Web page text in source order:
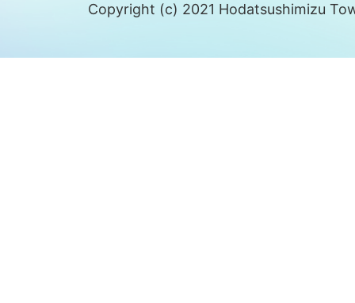
Copyright (c) 2021 Hodatsushimizu